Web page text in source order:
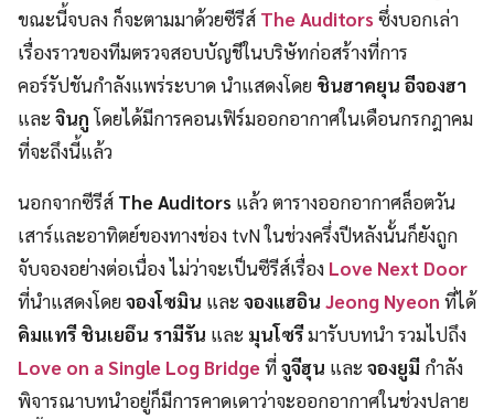
ขณะนี้จบลง ก็จะตามมาด้วยซีรีส์ The Auditors ซึ่งบอกเล่า
เรื่องราวของทีมตรวจสอบบัญชีในบริษัทก่อสร้างที่การ
คอร์รัปชันกำลังแพร่ระบาด นำแสดงโดย ชินฮาคยุน อีจองฮา
และ จินกูโดยได้มีการคอนเฟิร์มออกอากาศในเดือนกรกฎาคม
ที่จะถึงนี้แล้ว
นอกจากซีรีส์ The Auditors แล้ว ตารางออกอากาศล็อตวัน
เสาร์และอาทิตย์ของทางช่อง tvN ในช่วงครึ่งปีหลังนั้นก็ยังถูก
จับจองอย่างต่อเนื่อง ไม่ว่าจะเป็นซีรีส์เรื่อง Love Next Door
ที่นำแสดงโดยจองโซมิน และ จองแฮอิน Jeong Nyeon ที่ได้
คิมแทรี ชินเยอึน รามีรัน และ มุนโซรีมารับบทนำ รวมไปถึง
Love on a Single Log Bridgeที่จูจีฮุน และ จองยูมี กำลัง
พิจารณาบทนำอยู่ก็มีการคาดเดาว่าจะออกอากาศในช่วงปลาย